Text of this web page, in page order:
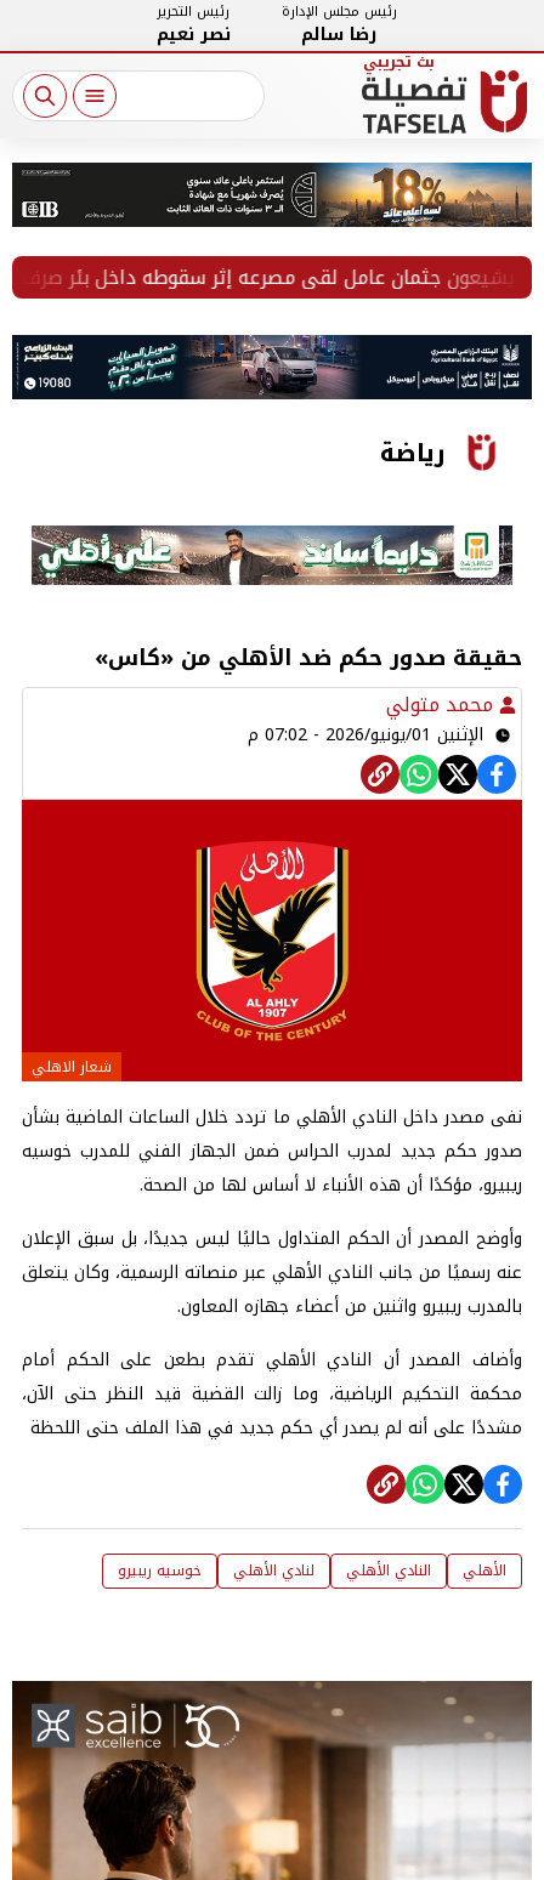
رئيس مجلس الإدارة
رضا سالم
رئيس التحرير
نصر نعيم
جثمان عامل لقي مصرعه إثر سقوطه داخل بئر صرف صحي
رياضة
حقيقة صدور حكم ضد الأهلي من «كاس»
محمد متولي
الإثنين 01/يونيو/2026 - 07:02 م
شعار الاهلي
نفى مصدر داخل النادي الأهلي ما تردد خلال الساعات الماضية بشأن
صدور حكم جديد لمدرب الحراس ضمن الجهاز الفني للمدرب خوسيه
ريبيرو، مؤكدًا أن هذه الأنباء لا أساس لها من الصحة.
وأوضح المصدر أن الحكم المتداول حاليًا ليس جديدًا، بل سبق الإعلان
عنه رسميًا من جانب النادي الأهلي عبر منصاته الرسمية، وكان يتعلق
بالمدرب ريبيرو واثنين من أعضاء جهازه المعاون.
وأضاف المصدر أن النادي الأهلي تقدم بطعن على الحكم أمام
محكمة التحكيم الرياضية، وما زالت القضية قيد النظر حتى الآن،
مشددًا على أنه لم يصدر أي حكم جديد في هذا الملف حتى اللحظة
الأهلي النادي الأهلي لنادي الأهلي خوسيه ريبيرو